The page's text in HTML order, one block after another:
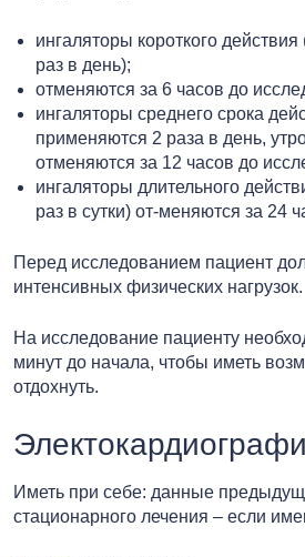
ингаляторы короткого
раз в день);
отменяются за 6 часов до
ингаляторы среднего срока
применяются 2 раза в день,
отменяются за 12 часов до
ингаляторы длительного
раз в сутки) от-меняются за 24
Перед исследованием пациент
интенсивных физических нагрузок.
На исследование пациенту
минут до начала, чтобы иметь
отдохнуть.
Иметь при себе: данные
стационарного лечения – если